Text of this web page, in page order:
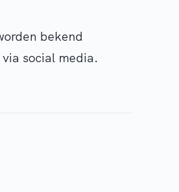
bekend
social media.